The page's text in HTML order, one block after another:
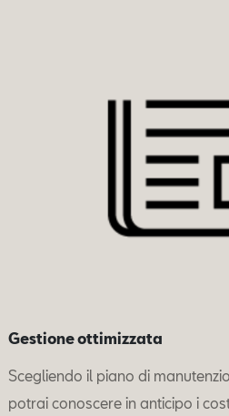
Gestione ottimizzata
Scegliendo il piano di
potrai conoscere in anticipo i